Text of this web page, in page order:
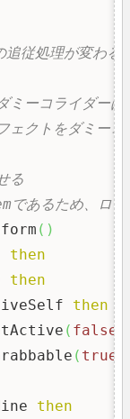
従処理が変わる
ーコライダーは
クトをダミーコ
る
あるため、ロー
( )
then
then
then
( false
( true
then